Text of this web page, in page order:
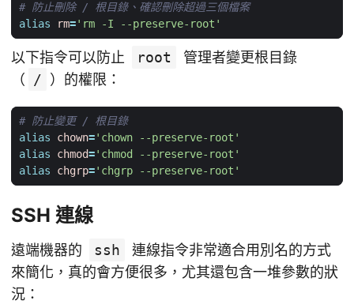
# 防止刪除 / 根目錄、確認刪除超過三個檔案
alias
rm='rm -I --preserve-root'
以下指令可以防止 root
管理者變更根目錄
（
/ ）的權限：
# 防止變更 / 根目錄
alias
chown='chown --preserve-root'
alias
chmod='chmod --preserve-root'
alias
chgrp='chgrp --preserve-root'
SSH 連線
遠端機器的 ssh
連線指令非常適合用別名的方式
來簡化，真的會方便很多，尤其還包含一堆參數的狀
況：